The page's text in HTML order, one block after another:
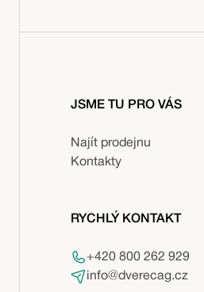
JSME TU PRO VÁS
Najít prodejnu
Kontakty
RYCHLÝ KONTAKT
+420 800 262 929
info@dverecag.cz